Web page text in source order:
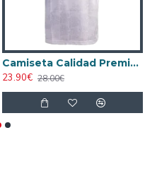
Camiseta Calidad Premium Inter de Milán Away 1992/93 Retro
23.90€ 28.00€